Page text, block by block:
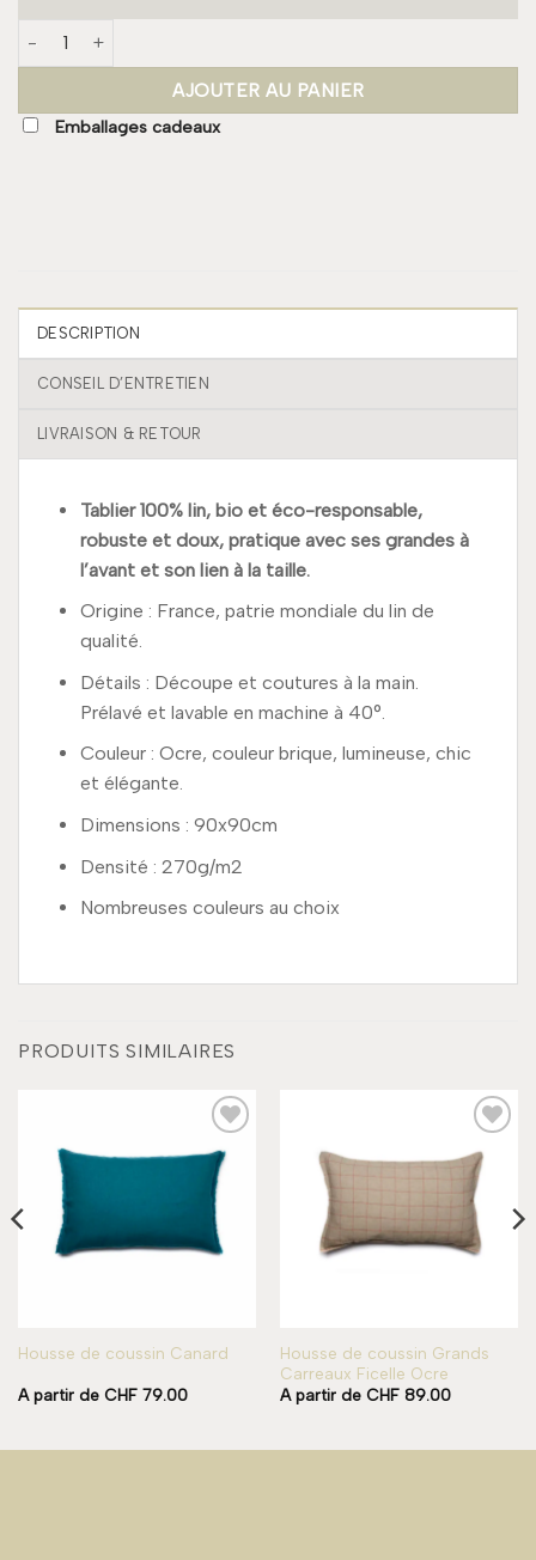
quantité de Tablier - Ocre
AJOUTER AU PANIER
Emballages cadeaux
DESCRIPTION
CONSEIL D’ENTRETIEN
LIVRAISON & RETOUR
Tablier 100% lin, bio et éco-responsable,
robuste et doux, pratique avec ses grandes à
l’avant et son lien à la taille.
Origine : France, patrie mondiale du lin de
qualité.
Détails : Découpe et coutures à la main.
Prélavé et lavable en machine à 40°.
Couleur : Ocre, couleur brique, lumineuse, chic
et élégante.
Dimensions : 90x90cm
Densité : 270g/m2
Nombreuses couleurs au choix
PRODUITS SIMILAIRES
Add to
wishlist
Housse de coussin Canard
A partir de CHF79.00
Add to
wishlist
Housse de coussin Grands
Carreaux Ficelle Ocre
A partir de CHF89.00